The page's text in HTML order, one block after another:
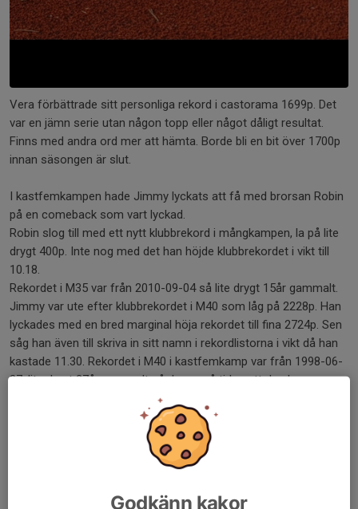
Vera förbättrade sitt personliga rekord i castorama 1699p. Det
var en jämn serie utan någon topp eller något dåligt resultat.
Finns med andra ord mer att hämta. Borde bli en bit över 1700p
innan säsongen är slut.
I kastfemkampen hade Jimmy lyckats att få med brorsan Robin
på en comeback som vart lyckad.
Robin slog till med ett nytt klubbrekord i mångkampen, la på lite
drygt 400p. Inte nog med det han höjde klubbrekordet i vikt till
10.18.
Rekordet i M35 var från 2010-09-04 så lite drygt 15år gammalt.
Jimmy var ute efter klubbrekordet i M40 som låg på 2228p. Han
lyckades med en bred marginal höja rekordet till fina 2724p. Sen
såg han även till skriva in sitt namn i rekordlistorna i vikt då han
kastade 11.30. Rekordet i M40 i kastfemkamp var från 1998-06-
27, lite drygt 27år gammalt så de var på tiden att de slogs.
Bland damerna så var Ida 69p från sitt pers i mångkampen. Hon
fick med sig 28.07 i slägga vilket inte är så långt från SB. Finns
en del at t jobba på för att nå 2000p.
Marika var omkring 60p från sitt pers, bra genomkörare till VEM i
Godkänn kakor